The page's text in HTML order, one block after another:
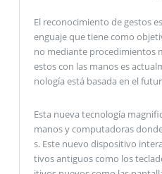
El reconocimiento de gestos
enguaje que tiene como
no mediante procedimientos
estos con las manos es
nología está basada en el
Esta nueva tecnología
manos y computadoras
s. Este nuevo dispositivo
tivos antiguos como los